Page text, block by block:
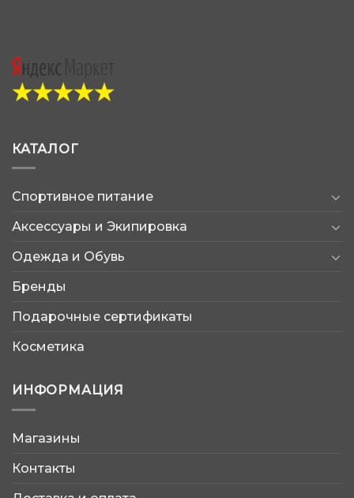
КАТАЛОГ
Спортивное питание
Аксессуары и Экипировка
Одежда и Обувь
Бренды
Подарочные сертификаты
Косметика
ИНФОРМАЦИЯ
Магазины
Контакты